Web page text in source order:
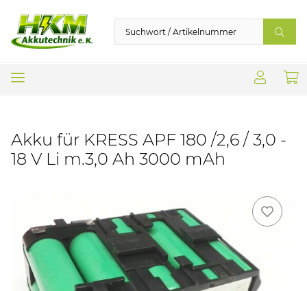
Akku für KRESS APF 180 /2,6 / 3,0 -
18 V Li m.3,0 Ah 3000 mAh